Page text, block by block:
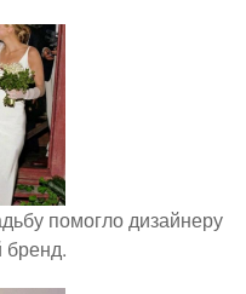
помогло дизайнеру
бренд.